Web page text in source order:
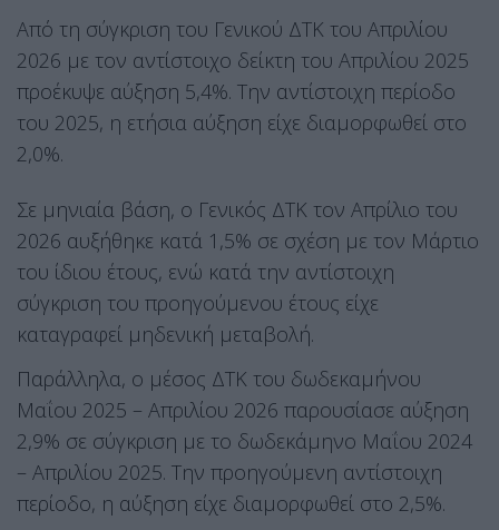
Από τη σύγκριση του Γενικού ΔΤΚ του Απριλίου
2026 με τον αντίστοιχο δείκτη του Απριλίου 2025
προέκυψε αύξηση 5,4%. Την αντίστοιχη περίοδο
του 2025, η ετήσια αύξηση είχε διαμορφωθεί στο
2,0%.
Σε μηνιαία βάση, ο Γενικός ΔΤΚ τον Απρίλιο του
2026 αυξήθηκε κατά 1,5% σε σχέση με τον Μάρτιο
του ίδιου έτους, ενώ κατά την αντίστοιχη
σύγκριση του προηγούμενου έτους είχε
καταγραφεί μηδενική μεταβολή.
Παράλληλα, ο μέσος ΔΤΚ του δωδεκαμήνου
Μαΐου 2025 – Απριλίου 2026 παρουσίασε αύξηση
2,9% σε σύγκριση με το δωδεκάμηνο Μαΐου 2024
– Απριλίου 2025. Την προηγούμενη αντίστοιχη
περίοδο, η αύξηση είχε διαμορφωθεί στο 2,5%.